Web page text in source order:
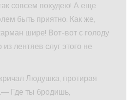
совсем похудею! А еще
быть приятно. Как же,
шире! Вот-вот с голоду
лентяев слуг этого не
Людушка, протирая
Где ты бродишь,